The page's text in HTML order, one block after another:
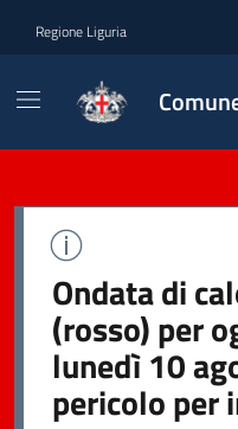
Regione Liguria
Ondata di
(rosso) per
lunedì 10
pericolo per